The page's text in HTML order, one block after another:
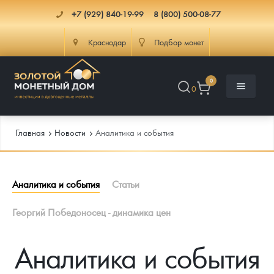
+7 (929) 840-19-99 8 (800) 500-08-77
Краснодар Подбор монет
0
0
Монеты Россия и СССР
Памятные и старинные монеты
Подлинность монет
Услуги
Главная Новости Аналитика и события
Аналитика и события Cтатьи
Георгий Победоносец - динамика цен
Аналитика и события